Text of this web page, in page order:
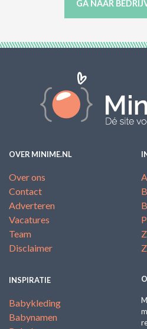
GA NAAR
OVER MINIME.NL
Over ons
Contact
Adverteren
Vacatures
Team
Disclaimer
INSPIRATIE
Babykleding
Babynamen